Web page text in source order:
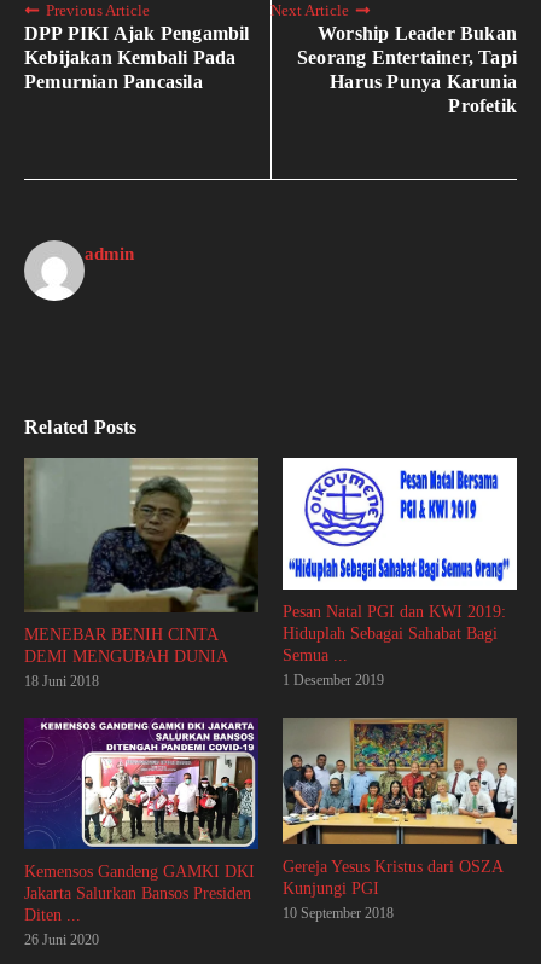
Previous Article
DPP PIKI Ajak Pengambil
Kebijakan Kembali Pada
Pemurnian Pancasila
Next Article
Worship Leader Bukan
Seorang Entertainer, Tapi
Harus Punya Karunia
Profetik
admin
Related Posts
MENEBAR BENIH CINTA
DEMI MENGUBAH DUNIA
18 Juni 2018
Pesan Natal PGI dan KWI 2019:
Hiduplah Sebagai Sahabat Bagi
Semua ...
1 Desember 2019
Kemensos Gandeng GAMKI DKI
Jakarta Salurkan Bansos Presiden
Diten ...
26 Juni 2020
Gereja Yesus Kristus dari OSZA
Kunjungi PGI
10 September 2018